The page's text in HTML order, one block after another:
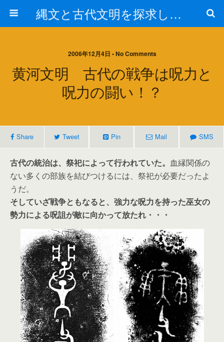
縄文と古代文明を探求しよう！
2006年12月4日 • No Comments
黄河文明 古代の戦争は呪力と
呪力の闘い！？
Share Tweet Pin Mail SMS
古代の統治は、祭祀によって行われていた。 血縁関係の
ない多くの部族を結びつけるには、祭祀が必要だったよ
うだ。
そしていざ戦争ともなると、強力な呪力を持った巫女の
勢力による呪詛が敵に向かって放たれ・・・